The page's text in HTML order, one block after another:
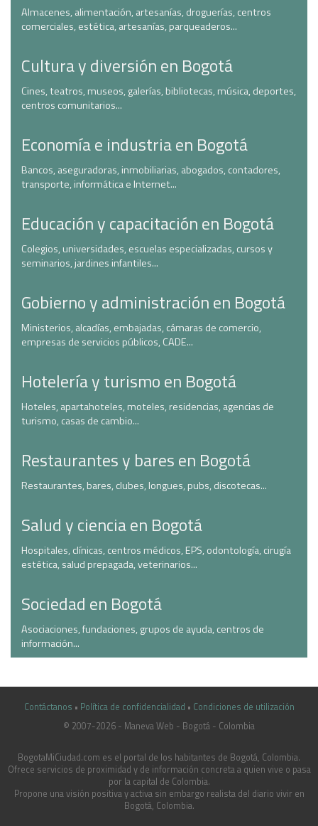
Almacenes, alimentación, artesanías, droguerías, centros
comerciales, estética, artesanías, parqueaderos...
Cultura y diversión en Bogotá
Cines, teatros, museos, galerías, bibliotecas, música, deportes,
centros comunitarios...
Economía e industria en Bogotá
Bancos, aseguradoras, inmobiliarias, abogados, contadores,
transporte, informática e Internet...
Educación y capacitación en Bogotá
Colegios, universidades, escuelas especializadas, cursos y
seminarios, jardines infantiles...
Gobierno y administración en Bogotá
Ministerios, alcadías, embajadas, cámaras de comercio,
empresas de servicios públicos, CADE...
Hotelería y turismo en Bogotá
Hoteles, apartahoteles, moteles, residencias, agencias de
turismo, casas de cambio...
Restaurantes y bares en Bogotá
Restaurantes, bares, clubes, longues, pubs, discotecas...
Salud y ciencia en Bogotá
Hospitales, clínicas, centros médicos, EPS, odontología, cirugía
estética, salud prepagada, veterinarios...
Sociedad en Bogotá
Asociaciones, fundaciones, grupos de ayuda, centros de
información...
Contáctanos • Política de confidencialidad • Condiciones de utilización
© 2007-2026 - Maneva Web - Bogotá - Colombia
casinoluck.ca
BogotaMiCiudad.com es el portal de los habitantes de Bogotá, Colombia.
Ofrece servicios de proximidad y de información concreta a quien vive o pasa
por la capital de Colombia.
Propone una visión positiva y activa sin embargo realista del diario vivir en
Bogotá, Colombia.